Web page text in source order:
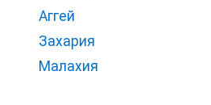
Аггей
Захария
Малахия